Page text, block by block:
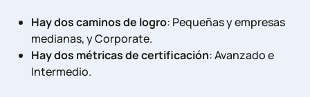
Hay dos caminos de logro: Pequeñas y empresas
medianas, y Corporate.
Hay dos métricas de certificación: Avanzado e
Intermedio.